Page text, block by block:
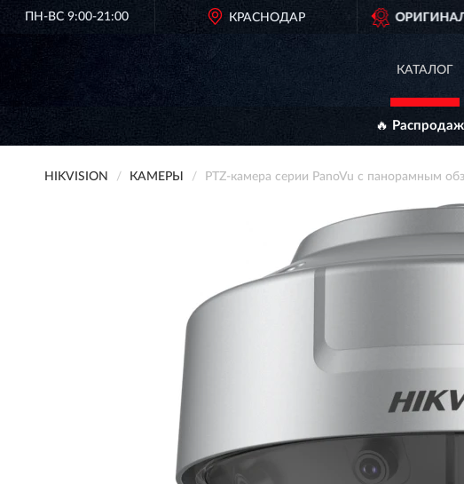
ПН-ВС 9:00-21:00 КРАСНОДАР
ОРИГИНАЛЬНАЯ ПРОДУКЦИЯ HIKVISION В РОССИИ
КАТАЛОГ
🔥
HIKVISION КАМЕРЫ PTZ-камера серии PanoVu с панорамным